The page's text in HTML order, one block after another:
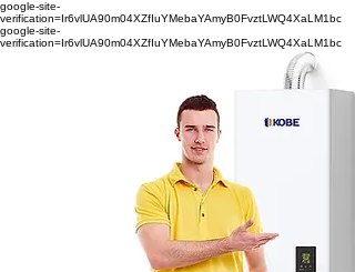
google-site-
verification=Ir6vlUA90m04XZfIuYMebaYAmyB0FvztLWQ4XaLM1bc
google-site-
verification=Ir6vlUA90m04XZfIuYMebaYAmyB0FvztLWQ4XaLM1bc